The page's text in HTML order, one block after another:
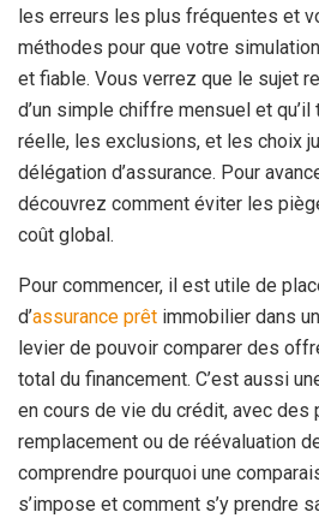
les erreurs les plus fréquentes et
méthodes pour que votre
et fiable. Vous verrez que le sujet
d’un simple chiffre mensuel et
réelle, les exclusions, et les choix
délégation d’assurance. Pour
découvrez comment éviter les
coût global.
Pour commencer, il est utile de
d’assurance prêt immobilier dans
levier de pouvoir comparer des
total du financement. C’est aussi
en cours de vie du crédit, avec
remplacement ou de réévaluation
comprendre pourquoi une
s’impose et comment s’y prendre